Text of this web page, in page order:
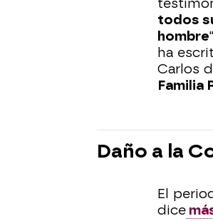
todos
hombre
ha
Carlos
Familia
Daño a la
El
dice